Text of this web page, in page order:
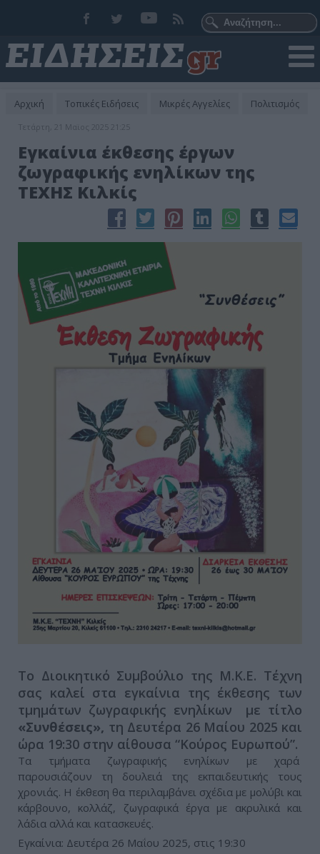
Αρχική Τοπικές Ειδήσεις Μικρές Αγγελίες Πολιτισμός
Τετάρτη, 21 Μαϊος 2025 21:25
Εγκαίνια έκθεσης έργων
ζωγραφικής ενηλίκων της
ΤΕΧΗΣ Κιλκίς
Το Διοικητικό Συμβούλιο της Μ.Κ.Ε. Τέχνη
σας καλεί στα εγκαίνια της έκθεσης των
τμημάτων ζωγραφικής ενηλίκων με τίτλο
«Συνθέσεις», τη Δευτέρα 26 Μαίου 2025 και
ώρα 19:30 στην αίθουσα “Κούρος Ευρωπού”.
Τα τμήματα ζωγραφικής ενηλίκων με χαρά
παρουσιάζουν τη δουλειά της εκπαιδευτικής τους
χρονιάς. Η έκθεση θα περιλαμβάνει σχέδια με μολύβι και
κάρβουνο, κολλάζ, ζωγραφικά έργα με ακρυλικά και
λάδια αλλά και κατασκευές.
Εγκαίνια: Δευτέρα 26 Μαΐου 2025, στις 19:30